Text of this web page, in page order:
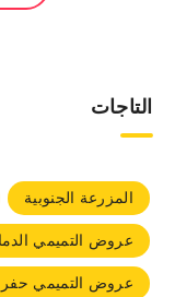
التاجات
المزرعة الجنوبية
عروض التميمي
عروض التميمي حفر